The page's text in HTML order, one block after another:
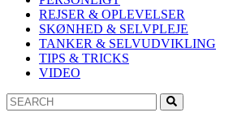
REJSER & OPLEVELSER
SKØNHED & SELVPLEJE
TANKER & SELVUDVIKLING
TIPS & TRICKS
VIDEO
Search
for: